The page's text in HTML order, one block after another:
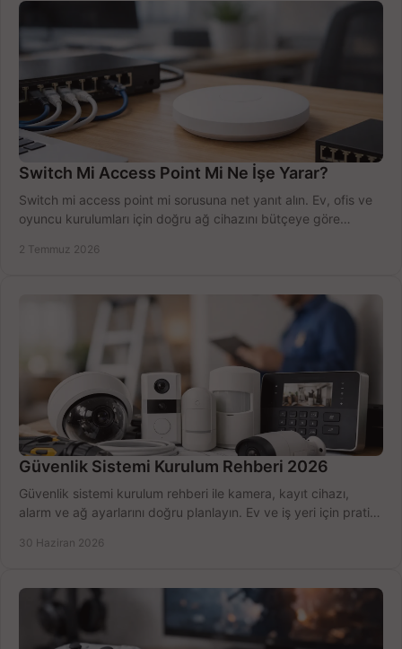
Switch Mi Access Point Mi Ne İşe Yarar?
Switch mi access point mi sorusuna net yanıt alın. Ev, ofis ve
oyuncu kurulumları için doğru ağ cihazını bütçeye göre
2 Temmuz 2026
Güvenlik Sistemi Kurulum Rehberi 2026
Güvenlik sistemi kurulum rehberi ile kamera, kayıt cihazı,
alarm ve ağ ayarlarını doğru planlayın. Ev ve iş yeri için pratik
30 Haziran 2026